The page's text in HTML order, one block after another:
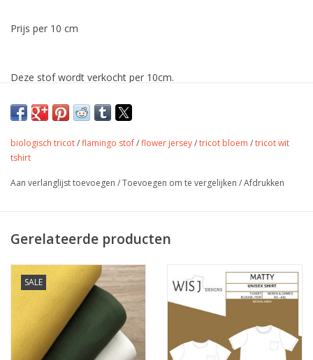
Prijs per 10 cm
Deze stof wordt verkocht per 10cm.
De stof wordt uiteraard in één deel verstuurd.
Zachte French Terry voor sweaters, t-
Stofbreedte
150 cm
250 gr/m
Toepassing
t shirts, jurk, broek, tops,...
Oeko Tex
Stretch
biologisch tricot/flamingo stof/flower jersey/tricot bloem /tricot wit
tshirt
Aan verlanglijst toevoegen /Toevoegen om te vergelijken /Afdrukken
Gerelateerde producten
SALE